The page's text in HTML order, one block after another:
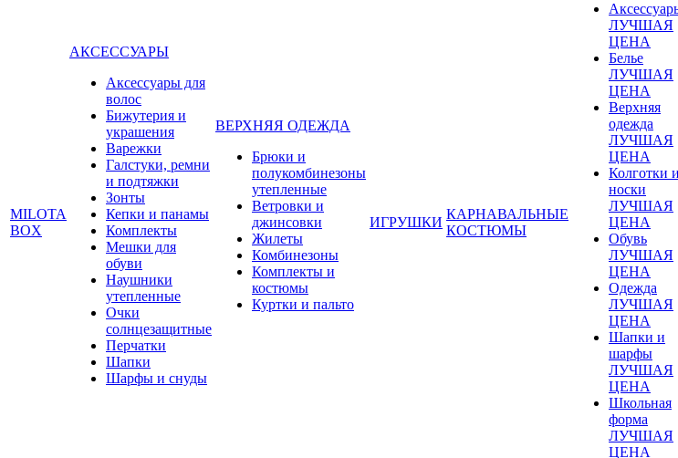
MILOTA
BOX
АКСЕССУАРЫ
Аксессуары для
волос
Бижутерия и
украшения
Варежки
Галстуки, ремни
и подтяжки
Зонты
Кепки и панамы
Комплекты
Мешки для
обуви
Наушники
утепленные
Очки
солнцезащитные
Перчатки
Шапки
Шарфы и снуды
ВЕРХНЯЯ ОДЕЖДА
Брюки и
полукомбинезоны
утепленные
Ветровки и
джинсовки
Жилеты
Комбинезоны
Комплекты и
костюмы
Куртки и пальто
ИГРУШКИ
КАРНАВАЛЬНЫЕ
КОСТЮМЫ
ЛУЧШАЯ
ЦЕНА
Белье
ЛУЧШАЯ
ЦЕНА
Верхняя
одежда
ЛУЧШАЯ
ЦЕНА
Колготки и
носки
ЛУЧШАЯ
ЦЕНА
Обувь
ЛУЧШАЯ
ЦЕНА
Одежда
ЛУЧШАЯ
ЦЕНА
Шапки и
шарфы
ЛУЧШАЯ
ЦЕНА
Школьная
форма
ЛУЧШАЯ
ЦЕНА